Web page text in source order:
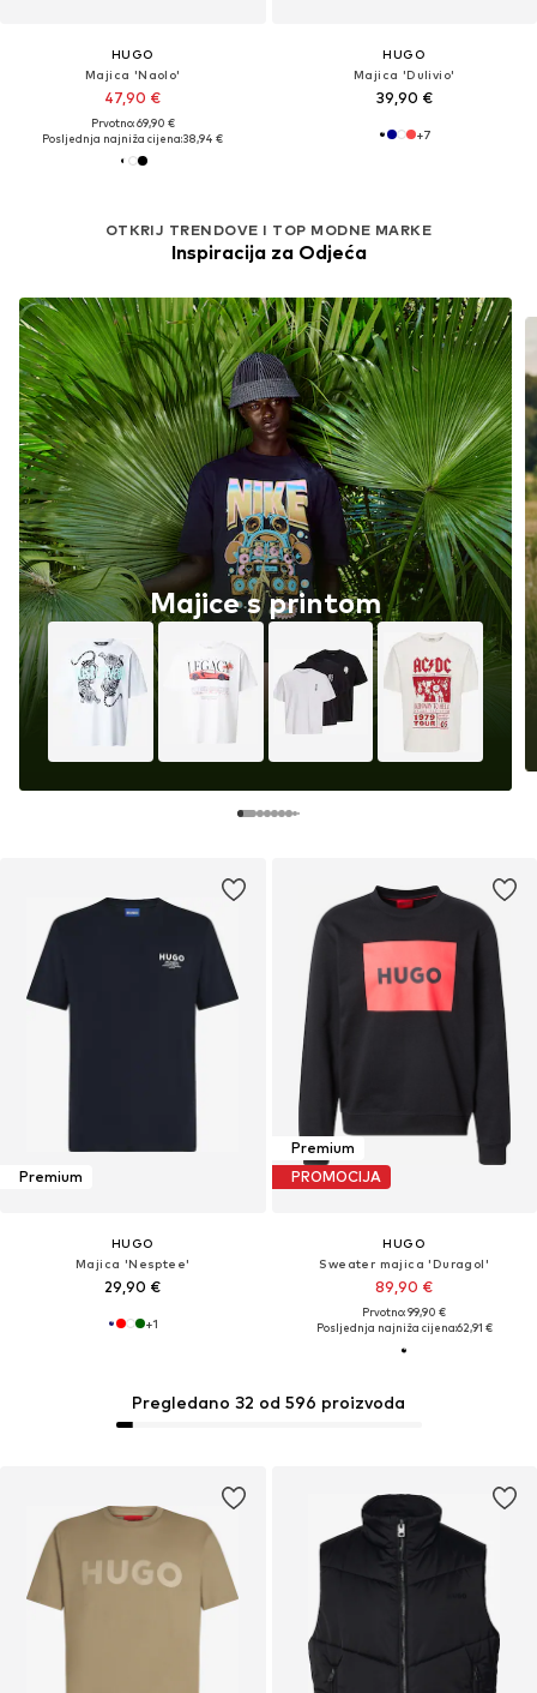
HUGO
Majica 'Naolo'
47,90 €
Prvotno: 69,90 €
Posljednja najniža cijena:38,94 €
HUGO
Majica 'Dulivio'
39,90 €
+7
Premium
HUGO
Majica 'Nesptee'
29,90 €
+1
OTKRIJ TRENDOVE I TOP MODNE MARKE
Inspiracija za Odjeća
Majice s printom
Premium
PROMOCIJA
HUGO
Sweater majica 'Duragol'
89,90 €
Prvotno: 99,90 €
Posljednja najniža cijena:62,91 €
Pregledano 32 od 596 proizvoda